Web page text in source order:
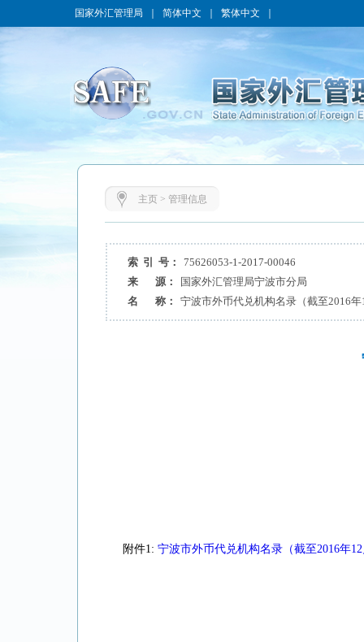
国家外汇管理局 简体中文 繁体中文
主页> 管理信息
索 引 号：
75626053-1-2017-00046
来 源：
国家外汇管理局宁波市分局
名 称：
宁波市外币代兑机构名录（截至2016年
附件1: 宁波市外币代兑机构名录（截至2016年